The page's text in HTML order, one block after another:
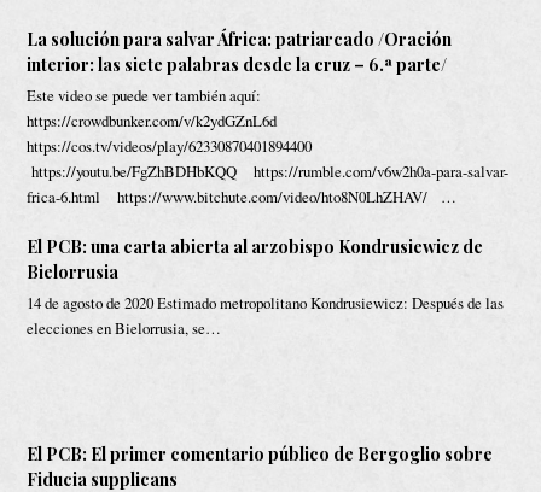
La solución para salvar África: patriarcado /Oración
interior: las siete palabras desde la cruz – 6.ª parte/
Este video se puede ver también aquí:
https://crowdbunker.com/v/k2ydGZnL6d
https://cos.tv/videos/play/62330870401894400
https://youtu.be/FgZhBDHbKQQ https://rumble.com/v6w2h0a-para-salvar-
frica-6.html https://www.bitchute.com/video/hto8N0LhZHAV/ …
El PCB: una carta abierta al arzobispo Kondrusiewicz de
Bielorrusia
14 de agosto de 2020 Estimado metropolitano Kondrusiewicz: Después de las
elecciones en Bielorrusia, se…
El PCB: El primer comentario público de Bergoglio sobre
Fiducia supplicans